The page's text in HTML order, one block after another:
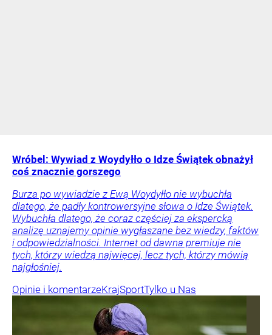
Wróbel: Wywiad z Woydyłło o Idze Świątek obnażył
coś znacznie gorszego
Burza po wywiadzie z Ewą Woydyłło nie wybuchła
dlatego, że padły kontrowersyjne słowa o Idze Świątek.
Wybuchła dlatego, że coraz częściej za ekspercką
analizę uznajemy opinie wygłaszane bez wiedzy, faktów
i odpowiedzialności. Internet od dawna premiuje nie
tych, którzy wiedzą najwięcej, lecz tych, którzy mówią
najgłośniej.
Opinie i komentarzeKrajSportTylko u Nas